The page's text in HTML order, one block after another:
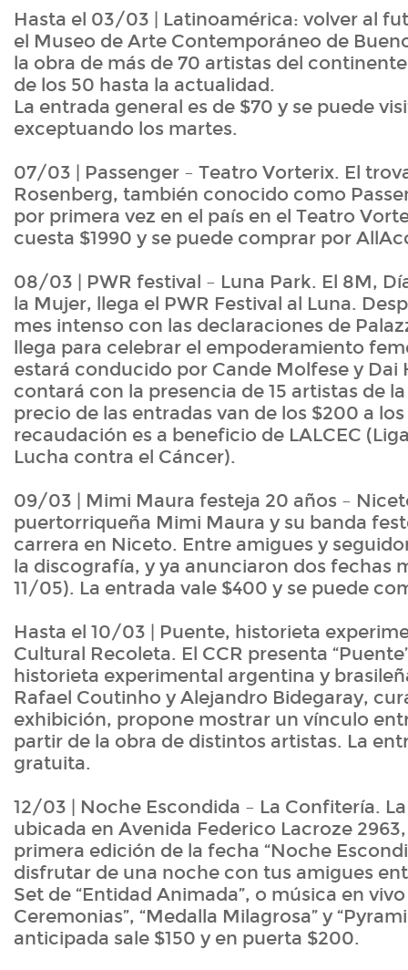
Hasta el 03/03 | Latinoamérica: volver al
el Museo de Arte Contemporáneo de
la obra de más de 70 artistas del
de los 50 hasta la actualidad.
La entrada general es de $70 y se puede
exceptuando los martes.
07/03 | Passenger – Teatro Vorterix. El
Rosenberg, también conocido como
por primera vez en el país en el Teatro
cuesta $1990 y se puede comprar por
08/03 | PWR festival – Luna Park. El 8M,
la Mujer, llega el PWR Festival al Luna.
mes intenso con las declaraciones de
llega para celebrar el empoderamiento
estará conducido por Cande Molfese y Dai
contará con la presencia de 15 artistas de
precio de las entradas van de los $200 a
recaudación es a beneficio de LALCEC
Lucha contra el Cáncer).
09/03 | Mimi Maura festeja 20 años –
puertorriqueña Mimi Maura y su banda
carrera en Niceto. Entre amigues y
la discografía, y ya anunciaron dos fechas
11/05). La entrada vale $400 y se puede
Hasta el 10/03 | Puente, historieta
Cultural Recoleta. El CCR presenta
historieta experimental argentina y
Rafael Coutinho y Alejandro Bidegaray,
exhibición, propone mostrar un vínculo
partir de la obra de distintos artistas. La
gratuita.
12/03 | Noche Escondida – La Confitería.
ubicada en Avenida Federico Lacroze
primera edición de la fecha “Noche
disfrutar de una noche con tus amigues
Set de “Entidad Animada”, o música en vivo
Ceremonias”, “Medalla Milagrosa” y
anticipada sale $150 y en puerta $200.